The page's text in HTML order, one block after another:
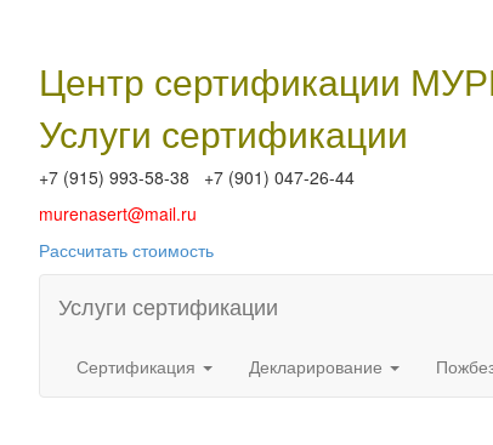
Центр сертификации
Услуги сертификации
+7 (915) 993-58-38 +7 (901) 047-26-44
murenasert@mail.ru
Рассчитать стоимость
Услуги сертификации
Сертификация Декларирование